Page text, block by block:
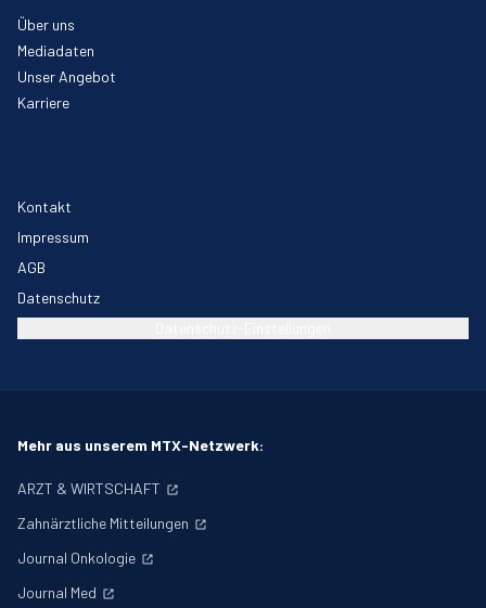
Über uns
Mediadaten
Unser Angebot
Karriere
Kontakt
Impressum
AGB
Datenschutz
Mehr aus unserem MTX-Netzwerk:
ARZT & WIRTSCHAFT
Zahnärztliche Mitteilungen
Journal Onkologie
Journal Med